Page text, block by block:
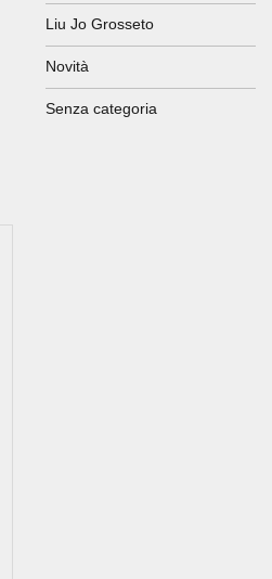
Liu Jo Grosseto
Novità
Senza categoria